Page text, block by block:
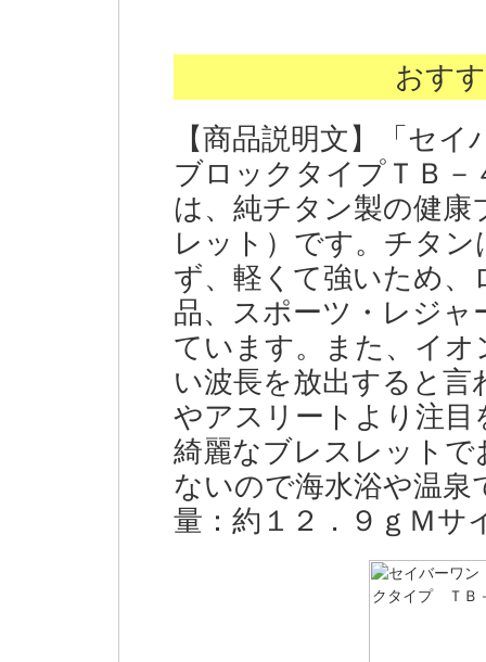
おす
【商品説明文】「セ
ブロックタイプＴＢ－
は、純チタン製の健
レット）です。チタ
ず、軽くて強いため、
品、スポーツ・レジャ
ています。また、イ
い波長を放出すると
やアスリートより注目
綺麗なブレスレット
ないので海水浴や温
量：約１２．９ｇＭサ